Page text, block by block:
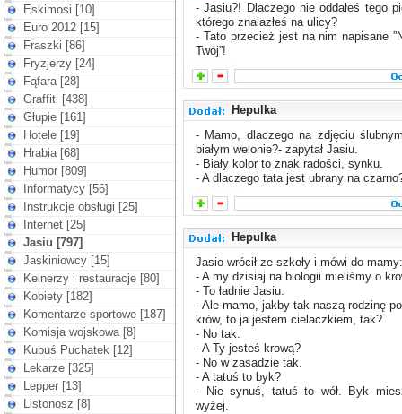
Eskimosi [10]
Euro 2012 [15]
Fraszki [86]
Fryzjerzy [24]
Fąfara [28]
Graffiti [438]
Głupie [161]
Hotele [19]
Hrabia [68]
Humor [809]
Informatycy [56]
Instrukcje obsługi [25]
Internet [25]
Jasiu [797]
Jaskiniowcy [15]
Kelnerzy i restauracje [80]
Kobiety [182]
Komentarze sportowe [187]
Komisja wojskowa [8]
Kubuś Puchatek [12]
Lekarze [325]
Lepper [13]
Listonosz [8]
- Jasiu?! Dlaczego nie oddałeś tego
którego znalazłeś na ulicy?
- Tato przecież jest na nim napisane
Twój”!
Hepulka
- Mamo, dlaczego na zdjęciu
białym welonie?- zapytał Jasiu.
- Biały kolor to znak radości, synku.
- A dlaczego tata jest ubrany na
Hepulka
Jasio wrócił ze szkoły i mówi do mamy:
- A my dzisiaj na biologii mieliśmy o
- To ładnie Jasiu.
- Ale mamo, jakby tak naszą rodzinę
krów, to ja jestem cielaczkiem, tak?
- No tak.
- A Ty jesteś krową?
- No w zasadzie tak.
- A tatuś to byk?
- Nie synuś, tatuś to wół. Byk
wyżej.